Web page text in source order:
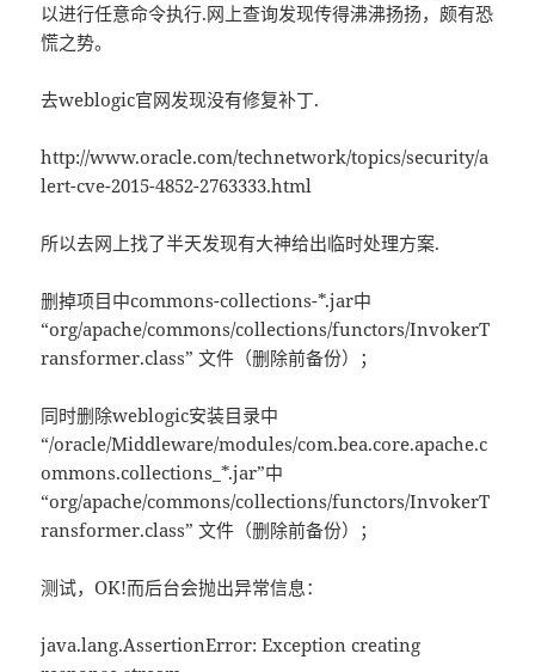
以进行任意命令执行.网上查询发现传得沸沸扬扬，颇有恐
慌之势。
去weblogic官网发现没有修复补丁.
http://www.oracle.com/technetwork/topics/security/a
lert-cve-2015-4852-2763333.html
所以去网上找了半天发现有大神给出临时处理方案.
删掉项目中commons-collections-*.jar中
“org/apache/commons/collections/functors/InvokerT
ransformer.class” 文件（删除前备份）；
同时删除weblogic安装目录中
“/oracle/Middleware/modules/com.bea.core.apache.c
ommons.collections_*.jar”中
“org/apache/commons/collections/functors/InvokerT
ransformer.class” 文件（删除前备份）；
测试，OK!而后台会抛出异常信息：
java.lang.AssertionError: Exception creating